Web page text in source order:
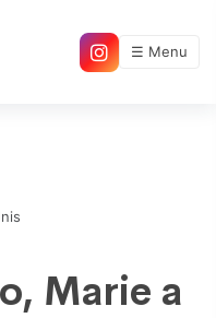
☰ Menu
Marie a